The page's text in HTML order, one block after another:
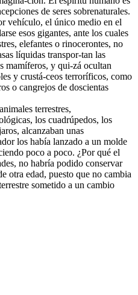
de seres sobrenaturales.
vehículo, el único medio en el
esos gigantes, ante los cuales
elefantes o rinocerontes, no
líquidas transpor-tan las
mamíferos, y qui-zá ocultan
y crustá-ceos terroríficos, como
o cangrejos de doscientas
terrestres,
los cuadrúpedos, los
alcanzaban unas
los había lanzado a un molde
poco a poco. ¿Por qué el
no habría podido conservar
otra edad, puesto que no cambia
sometido a un cambio